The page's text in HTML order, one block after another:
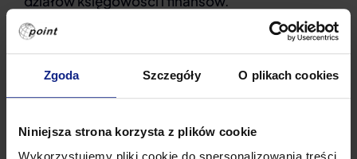
Zgoda Szczegóły O plikach cookies
Niniejsza strona korzysta z plików cookie
Firma POINT doskonale zdaje sobie sprawę
niej kadry pracowniczej, dlatego też dobiera
ukierunkowanym do wykonywanej pracy.
Umożliwia im realizację planów zawodowych